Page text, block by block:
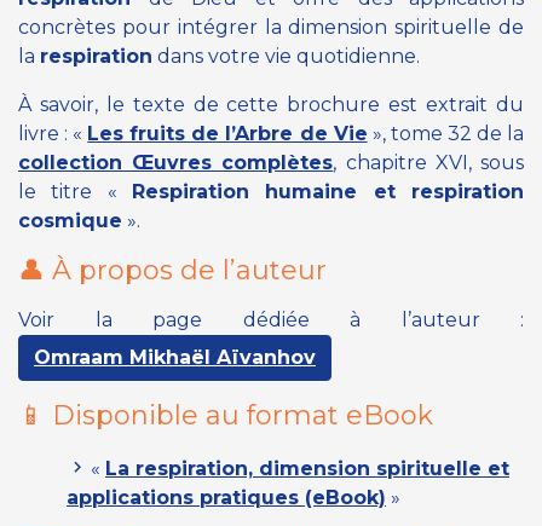
concrètes pour intégrer la dimension spirituelle de
la respiration dans votre vie quotidienne.
À savoir, le texte de cette brochure est extrait du
livre : « Les fruits de l’Arbre de Vie », tome 32 de la
collection Œuvres complètes, chapitre XVI, sous
le titre « Respiration humaine et respiration
cosmique ».
👤 À propos de l’auteur
Voir la page dédiée à l’auteur :
Omraam Mikhaël Aïvanhov
📱 Disponible au format eBook
« La respiration, dimension spirituelle et
applications pratiques (eBook) »